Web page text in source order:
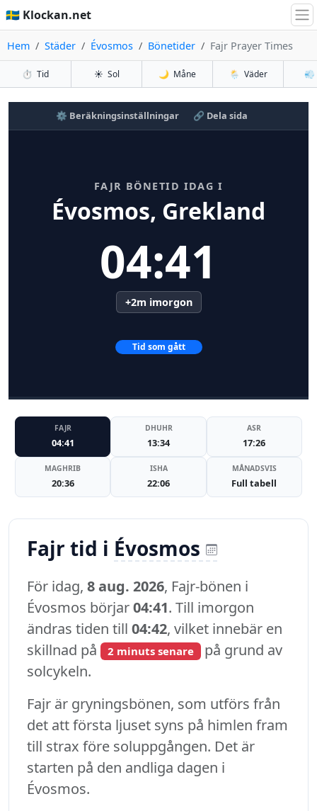
🇸🇪 Klockan.net
Hem Städer Évosmos Bönetider Fajr Prayer Times
⏱️ Tid ☀️ Sol 🌙 Måne 🌦️ Väder 💨
⚙️ Beräkningsinställningar 🔗 Dela sida
FAJR BÖNETID IDAG I
Évosmos, Grekland
04:41
+2m imorgon
Tid som gått
FAJR
04:41
DHUHR
13:34
ASR
17:26
MAGHRIB
20:36
ISHA
22:06
MÅNADSVIS
Full tabell
Fajr tid i Évosmos
För idag, 8 aug. 2026, Fajr-bönen i
Évosmos börjar04:41. Till imorgon
ändras tiden till 04:42, vilket innebär en
skillnad på
2 minuts senare på grund av
solcykeln.
Fajr är gryningsbönen, som utförs från
det att första ljuset syns på himlen fram
till strax före soluppgången. Det är
starten på den andliga dagen i
Évosmos.